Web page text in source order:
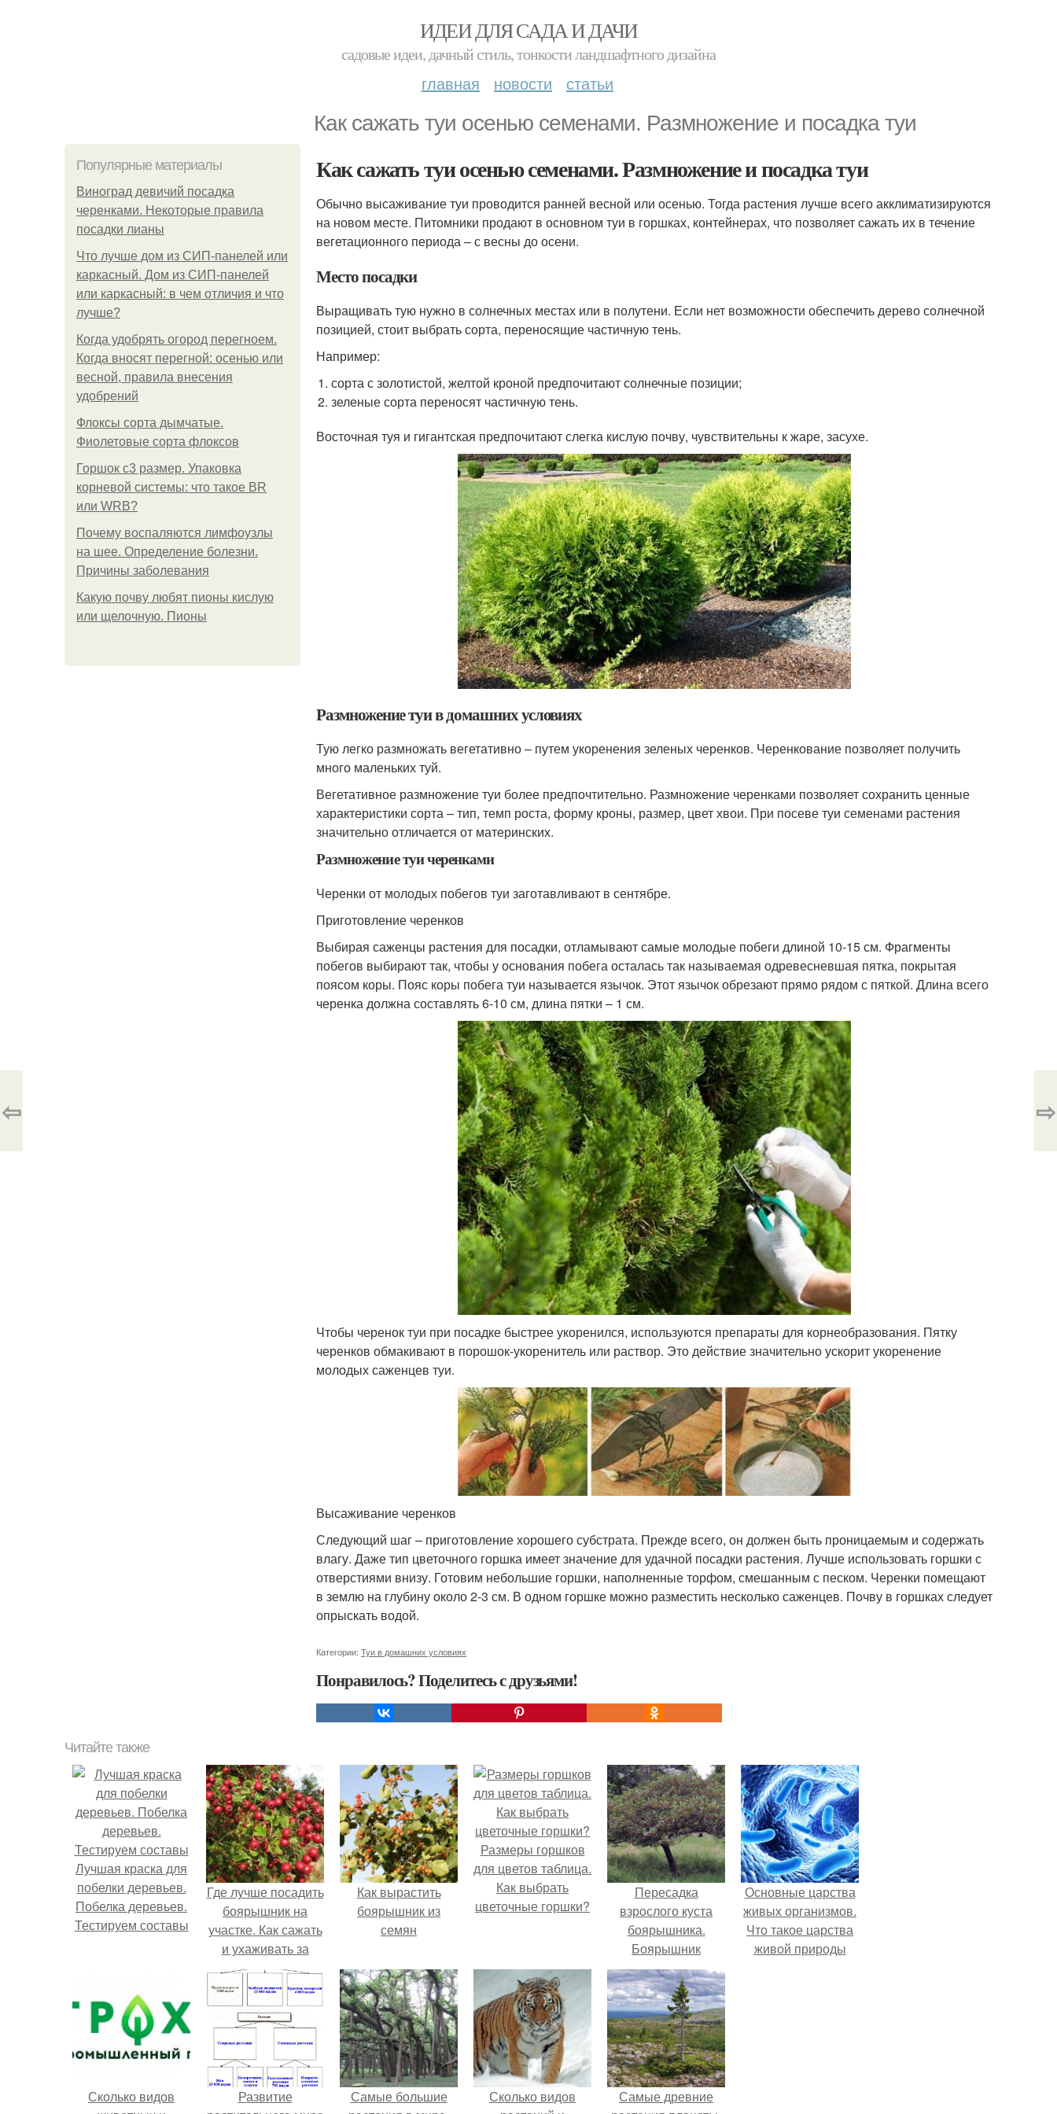
ИДЕИ ДЛЯ САДА И ДАЧИ
садовые идеи, дачный стиль, тонкости ландшафтного дизайна
главная новости статьи
Как сажать туи осенью семенами. Размножение и посадка туи
Популярные материалы
Виноград девичий посадка
черенками. Некоторые правила
посадки лианы
Что лучше дом из СИП-панелей или
каркасный. Дом из СИП-панелей
или каркасный: в чем отличия и что
лучше?
Когда удобрять огород перегноем.
Когда вносят перегной: осенью или
весной, правила внесения
удобрений
Флоксы сорта дымчатые.
Фиолетовые сорта флоксов
Горшок с3 размер. Упаковка
корневой системы: что такое BR
или WRB?
Почему воспаляются лимфоузлы
на шее. Определение болезни.
Причины заболевания
Какую почву любят пионы кислую
или щелочную. Пионы
Как сажать туи осенью семенами. Размножение и посадка туи
Обычно высаживание туи проводится ранней весной или осенью. Тогда растения лучше всего акклиматизируются
на новом месте. Питомники продают в основном туи в горшках, контейнерах, что позволяет сажать их в течение
вегетационного периода – с весны до осени.
Место посадки
Выращивать тую нужно в солнечных местах или в полутени. Если нет возможности обеспечить дерево солнечной
позицией, стоит выбрать сорта, переносящие частичную тень.
Например:
сорта с золотистой, желтой кроной предпочитают солнечные позиции;
зеленые сорта переносят частичную тень.
Восточная туя и гигантская предпочитают слегка кислую почву, чувствительны к жаре, засухе.
Размножение туи в домашних условиях
Тую легко размножать вегетативно – путем укоренения зеленых черенков. Черенкование позволяет получить
много маленьких туй.
Вегетативное размножение туи более предпочтительно. Размножение черенками позволяет сохранить ценные
характеристики сорта – тип, темп роста, форму кроны, размер, цвет хвои. При посеве туи семенами растения
значительно отличается от материнских.
Размножение туи черенками
Черенки от молодых побегов туи заготавливают в сентябре.
Приготовление черенков
Выбирая саженцы растения для посадки, отламывают самые молодые побеги длиной 10-15 см. Фрагменты
побегов выбирают так, чтобы у основания побега осталась так называемая одревесневшая пятка, покрытая
поясом коры. Пояс коры побега туи называется язычок. Этот язычок обрезают прямо рядом с пяткой. Длина всего
черенка должна составлять 6-10 см, длина пятки – 1 см.
Чтобы черенок туи при посадке быстрее укоренился, используются препараты для корнеобразования. Пятку
черенков обмакивают в порошок-укоренитель или раствор. Это действие значительно ускорит укоренение
молодых саженцев туи.
Высаживание черенков
Следующий шаг – приготовление хорошего субстрата. Прежде всего, он должен быть проницаемым и содержать
влагу. Даже тип цветочного горшка имеет значение для удачной посадки растения. Лучше использовать горшки с
отверстиями внизу. Готовим небольшие горшки, наполненные торфом, смешанным с песком. Черенки помещают
в землю на глубину около 2-3 см. В одном горшке можно разместить несколько саженцев. Почву в горшках следует
опрыскать водой.
Категории: Туи в домашних условиях
Понравилось? Поделитесь с друзьями!
⇦ ⇨
Читайте также
Лучшая краска для
побелки деревьев.
Побелка деревьев.
Тестируем составы
Где лучше посадить
боярышник на
участке. Как сажать
и ухаживать за
боярышником
Как вырастить
боярышник из
семян
Размеры горшков
для цветов таблица.
Как выбрать
цветочные горшки?
Пересадка
взрослого куста
боярышника.
Боярышник
Основные царства
живых организмов.
Что такое царства
живой природы
Сколько видов
Развитие
Самые большие
Сколько видов
Самые древние